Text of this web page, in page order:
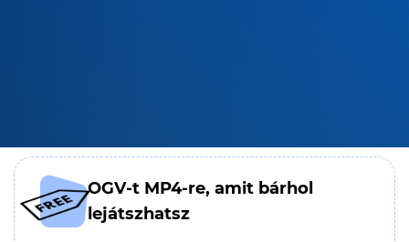
OGV-t MP4-re, amit bárhol
lejátszhatsz